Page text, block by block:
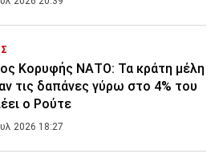
Κορυφής ΝΑΤΟ: Τα κράτη μέλη
τις δαπάνες γύρω στο 4% του
ο Ρούτε
2026 18:27